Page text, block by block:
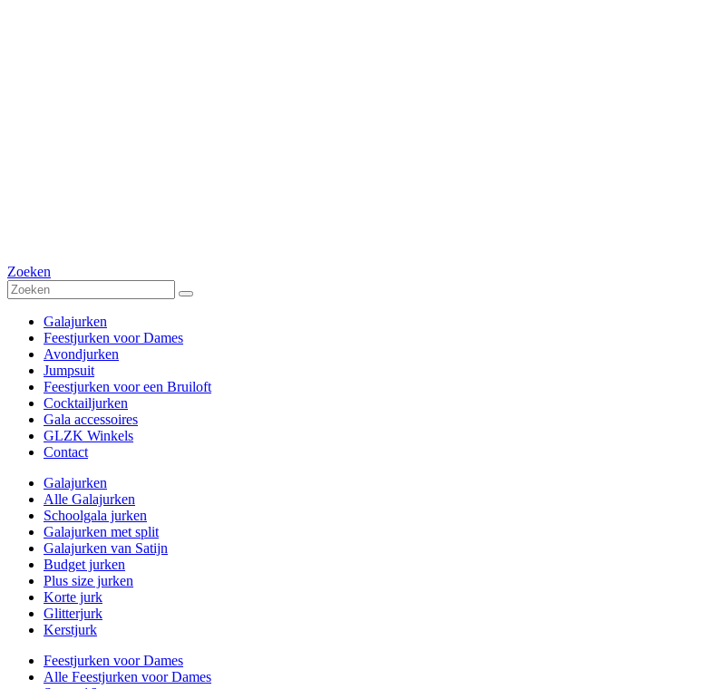
Zoeken
Galajurken
Feestjurken voor Dames
Avondjurken
Jumpsuit
Feestjurken voor een Bruiloft
Cocktailjurken
Gala accessoires
GLZK Winkels
Contact
Galajurken
Alle Galajurken
Schoolgala jurken
Galajurken met split
Galajurken van Satijn
Budget jurken
Plus size jurken
Korte jurk
Glitterjurk
Kerstjurk
Feestjurken voor Dames
Alle Feestjurken voor Dames